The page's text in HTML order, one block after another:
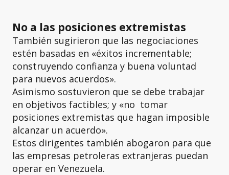
No a las posiciones extremistas
También sugirieron que las negociaciones
estén basadas en «éxitos incrementable;
construyendo confianza y buena voluntad
para nuevos acuerdos».
Asimismo sostuvieron que se debe trabajar
en objetivos factibles; y «no tomar
posiciones extremistas que hagan imposible
alcanzar un acuerdo».
Estos dirigentes también abogaron para que
las empresas petroleras extranjeras puedan
operar en Venezuela.